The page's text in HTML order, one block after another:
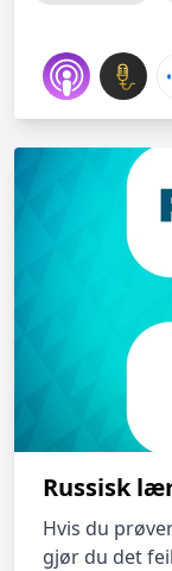
Russisk
Hvis du
gjør du det